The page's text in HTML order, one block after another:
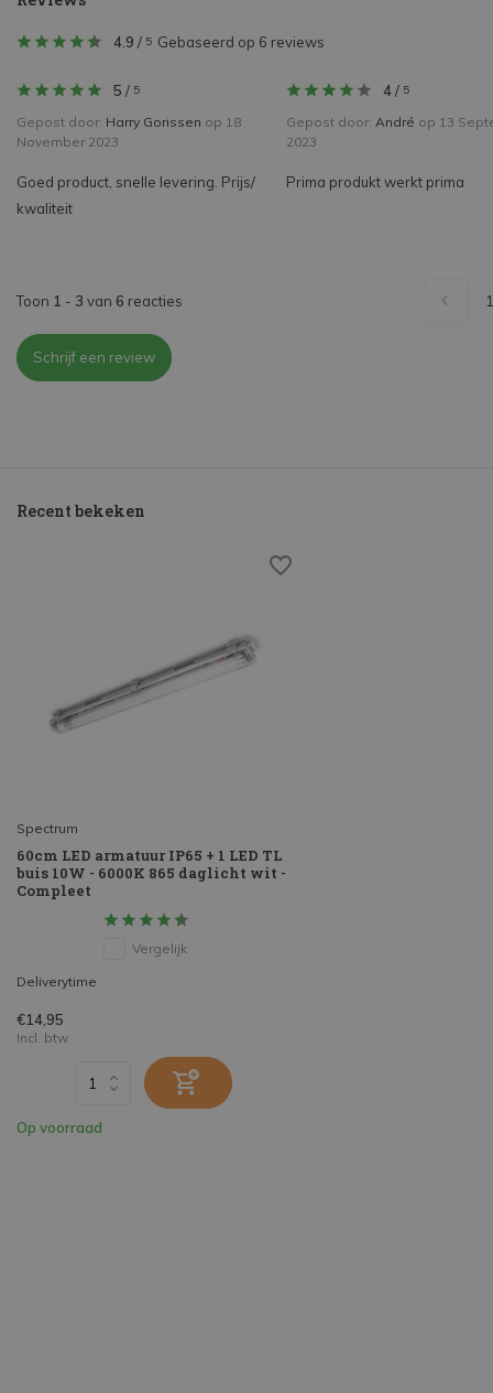
4.9 / 5 Gebaseerd op 6 reviews
5 / 5
Gepost door: Harry Gorissen op 18
November 2023
Goed product, snelle levering. Prijs/
kwaliteit
4/ 5
Gepost door: André op 13
2023
Prima produkt werkt prima
Toon 1 - 3 van 6 reacties 1
Schrijf een review
Recent bekeken
Spectrum
60cm LED armatuur IP65 + 1 LED TL
buis 10W - 6000K 865 daglicht wit -
Compleet
Vergelijk
Deliverytime
€14,95
Incl. btw
Op voorraad